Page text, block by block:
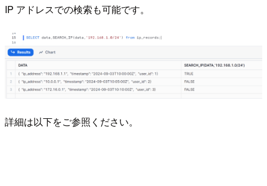
IP アドレスでの検索も可能です。
詳細は以下をご参照ください。